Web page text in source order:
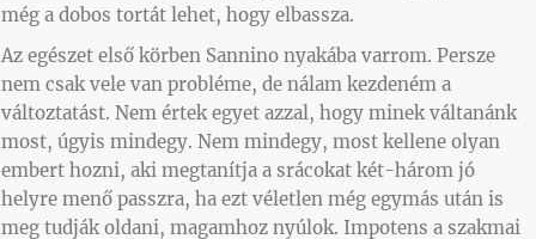
még a dobos tortát lehet, hogy elbassza.
Az egészet első körben Sannino nyakába varrom. Persze
nem csak vele van probléme, de nálam kezdeném a
változtatást. Nem értek egyet azzal, hogy minek váltanánk
most, úgyis mindegy. Nem mindegy, most kellene olyan
embert hozni, aki megtanítja a srácokat két-három jó
helyre menő passzra, ha ezt véletlen még egymás után is
meg tudják oldani, magamhoz nyúlok. Impotens a szakmai